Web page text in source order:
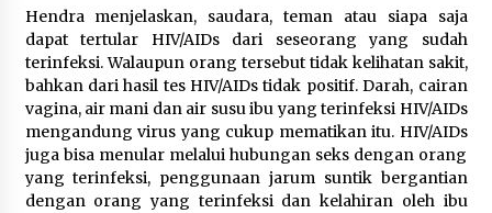
Kemenpar Turut Perkuat
Pengembangan KEK Samota
sebagai Destinasi Wisata Bahari
Berkelas Dunia
8 Agustus 2026
Hendra menjelaskan, saudara, teman atau siapa saja
dapat tertular HIV/AIDs dari seseorang yang sudah
terinfeksi. Walaupun orang tersebut tidak kelihatan sakit,
bahkan dari hasil tes HIV/AIDs tidak positif. Darah, cairan
vagina, air mani dan air susu ibu yang terinfeksi HIV/AIDs
mengandung virus yang cukup mematikan itu. HIV/AIDs
juga bisa menular melalui hubungan seks dengan orang
yang terinfeksi, penggunaan jarum suntik bergantian
dengan orang yang terinfeksi dan kelahiran oleh ibu